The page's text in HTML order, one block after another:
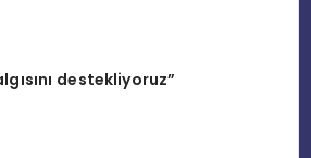
destekliyoruz”